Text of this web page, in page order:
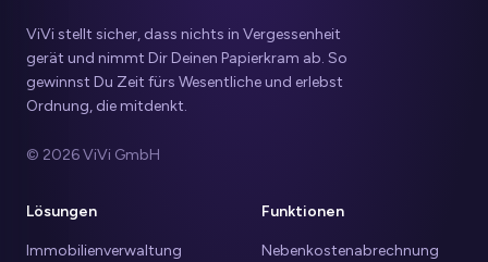
ViVi stellt sicher, dass nichts in Vergessenheit
gerät und nimmt Dir Deinen Papierkram ab. So
gewinnst Du Zeit fürs Wesentliche und erlebst
Ordnung, die mitdenkt.
© 2026 ViVi GmbH
Funktionen
Nebenkostenabrechnung
Lösungen
Immobilienverwaltung